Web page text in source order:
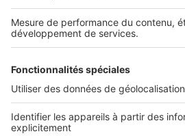
NOS APPLICATIONS
Découvrez nos applications
SERVICES PRO
Tous nos services pro
Accès client